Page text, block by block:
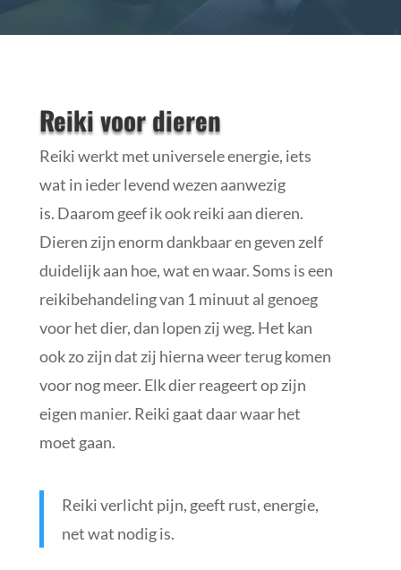
Reiki voor dieren
Reiki werkt met universele energie, iets
wat in ieder levend wezen aanwezig
is. Daarom geef ik ook reiki aan dieren.
Dieren zijn enorm dankbaar en geven zelf
duidelijk aan hoe, wat en waar. Soms is een
reikibehandeling van 1 minuut al genoeg
voor het dier, dan lopen zij weg. Het kan
ook zo zijn dat zij hierna weer terug komen
voor nog meer. Elk dier reageert op zijn
eigen manier. Reiki gaat daar waar het
moet gaan.
Reiki verlicht pijn, geeft rust, energie,
net wat nodig is.